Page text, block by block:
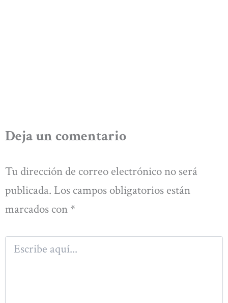
Deja un comentario
Tu dirección de correo electrónico no será
publicada. Los campos obligatorios están
marcados con *
Escribe
aquí...